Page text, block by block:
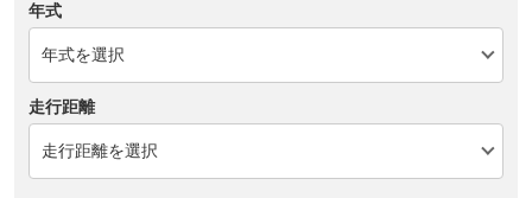
年式
走行距離